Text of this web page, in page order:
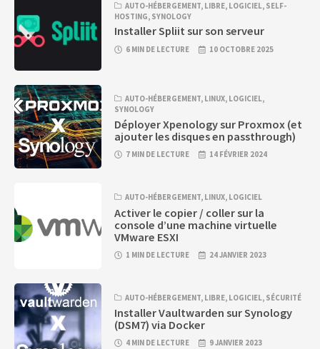
AUTO-HÉBERGEMENT, LIBRE, LOGICIEL, SELF-
HOSTING, SYNOLOGY
Installer Spliit sur son serveur
6 MIN DE LECTURE 10 OCTOBRE 2025
AUTO-HÉBERGEMENT, LINUX, LOGICIEL,
SYNOLOGY
Déployer Xpenology sur Proxmox (et
ajouter les disques en passthrough)
7 MIN DE LECTURE 14 FÉVRIER 2024
AUTO-HÉBERGEMENT, LINUX, LOGICIEL
Activer le copier / coller sur la
console d’une machine virtuelle
VMware ESXI
1 MIN DE LECTURE 24 JANVIER 2023
AUTO-HÉBERGEMENT, LIBRE, LOGICIEL, SÉCURITÉ
Installer Vaultwarden sur Synology
(DSM7) via Docker
4 MIN DE LECTURE 9 JANVIER 2023